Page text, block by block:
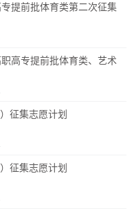
提前批体育类第二次征集
高专提前批体育类、艺术
征集志愿计划
征集志愿计划